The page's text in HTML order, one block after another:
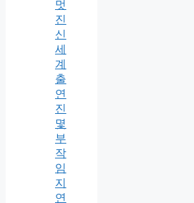
멋
진
신
세
계
출
연
진
몇
부
작
임
지
연